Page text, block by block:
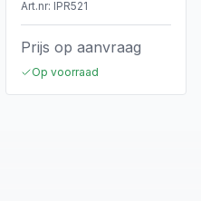
Art.nr: IPR521
Prijs op aanvraag
Op voorraad